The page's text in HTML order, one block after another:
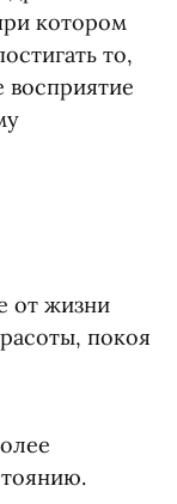
котором
то,
восприятие
от жизни
покоя